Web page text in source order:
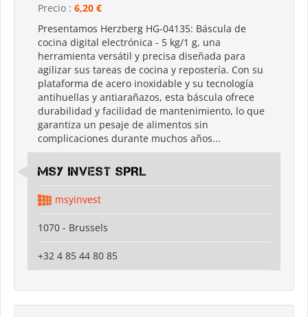
Precio : 6,20 €
Presentamos Herzberg HG-04135: Báscula de
cocina digital electrónica - 5 kg/1 g, una
herramienta versátil y precisa diseñada para
agilizar sus tareas de cocina y repostería. Con su
plataforma de acero inoxidable y su tecnología
antihuellas y antiarañazos, esta báscula ofrece
durabilidad y facilidad de mantenimiento, lo que
garantiza un pesaje de alimentos sin
complicaciones durante muchos años...
MSY INVEST SPRL
msyinvest
1070 - Brussels
+32 4 85 44 80 85